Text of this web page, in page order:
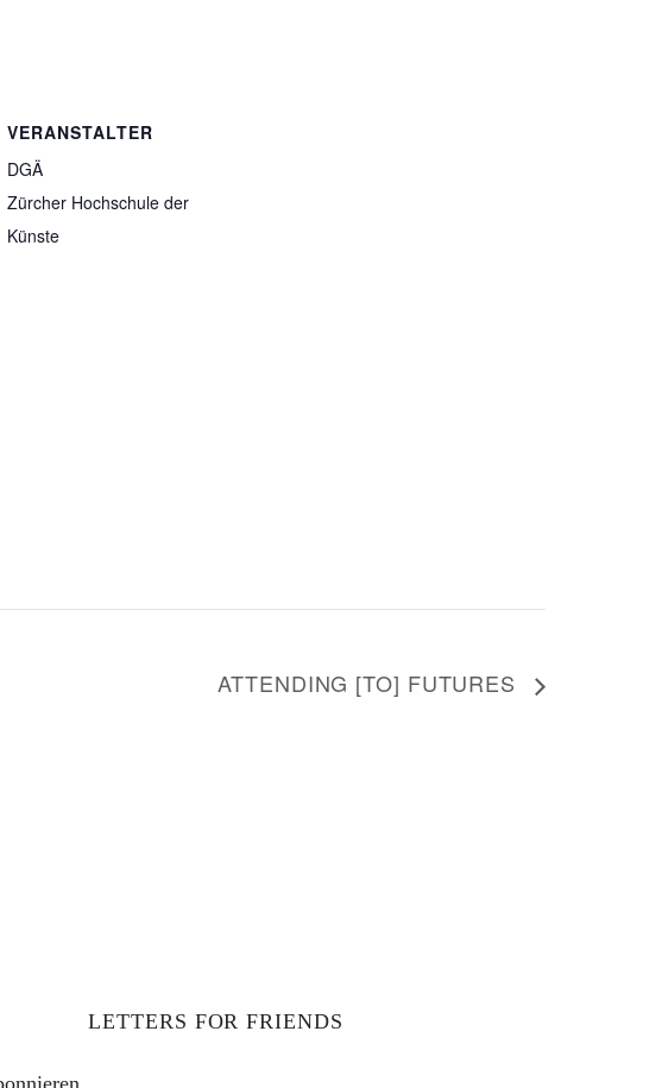
VERANSTALTER
DGÄ
Zürcher Hochschule der
Künste
ATTENDING [TO] FUTURES
LETTERS FOR FRIENDS